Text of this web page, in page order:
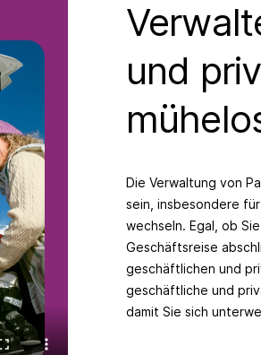
und
Die Verwaltung von
sein, insbesondere
wechseln. Egal, ob
Geschäftsreise
geschäftlichen und
geschäftliche und
damit Sie sich